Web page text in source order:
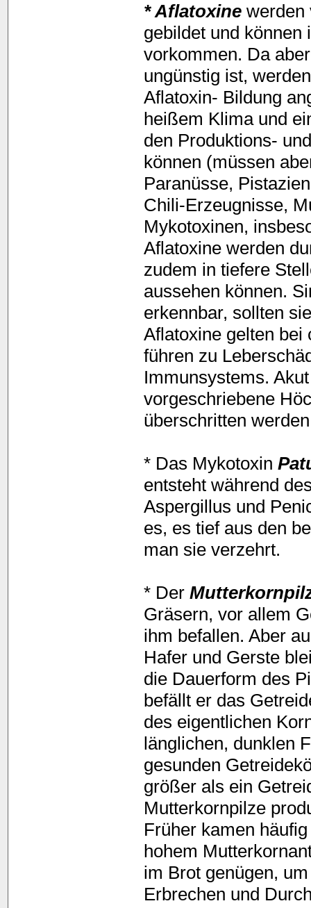
* Aflatoxinewerden
gebildet und
vorkommen. Da
ungünstig ist,
Aflatoxin- Bildung
heißem Klima und
den Produktions-
können (müssen
Paranüsse,
Chili-Erzeugnisse,
Mykotoxinen,
Aflatoxine werden
zudem in tiefere
aussehen können.
erkennbar, sollten
Aflatoxine gelten bei
führen zu
Immunsystems.
vorgeschriebene
überschritten
* Das Mykotoxin
entsteht während
Aspergillus und
es, es tief aus den
man sie verzehrt.
* Der
Gräsern, vor allem
ihm befallen. Aber
Hafer und Gerste
die Dauerform des
befällt er das
des eigentlichen
länglichen, dunklen
gesunden
größer als ein
Mutterkornpilze
Früher kamen
hohem
im Brot genügen,
Erbrechen und